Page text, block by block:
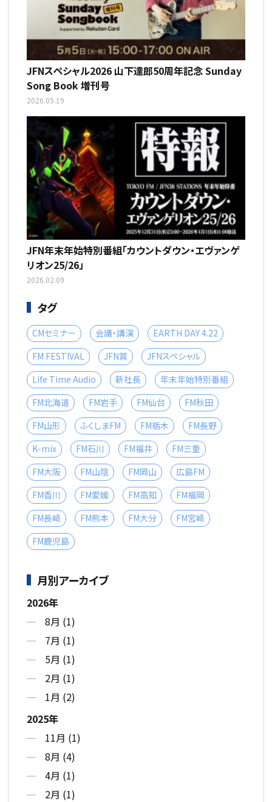
JFNスペシャル2026 山下達郎50周年記念 Sunday
Song Book 増刊号
2026.05.19
JFN年末年始特別番組「カウントダウン・エヴァンゲ
リオン25/26」
2026.02.09
タグ
CMセミナー 会議・講演
EARTH DAY 4.22
FM FESTIVAL
JFN賞
JFNスペシャル
Life Time Audio
新社長
年末年始特別番組
FM北海道
FM岩手 FM仙台
FM秋田
FM山形
ふくしまFM FM栃木
FM長野
K-mix
FM石川 FM福井
FM三重
FM大阪
FM山陰 FM岡山
広島FM
FM香川
FM愛媛 FM高知
FM福岡
FM長崎
FM熊本 FM大分
FM宮崎
FM鹿児島
月別アーカイブ
2026年
8月 (1)
7月 (1)
5月 (1)
2月 (1)
1月 (2)
2025年
11月 (1)
8月 (4)
4月 (1)
2月 (1)